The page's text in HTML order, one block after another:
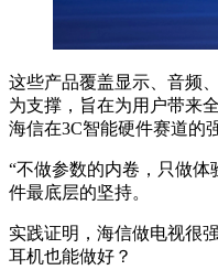
这些产品覆盖显示、音频
为支撑，旨在为用户带来
海信在3C智能硬件赛道的
“不做参数的内卷，只做体
件最底层的坚持。
实践证明，海信做电视很
耳机也能做好？